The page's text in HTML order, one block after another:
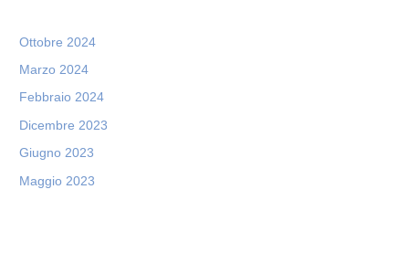
Ottobre 2024
Marzo 2024
Febbraio 2024
Dicembre 2023
Giugno 2023
Maggio 2023